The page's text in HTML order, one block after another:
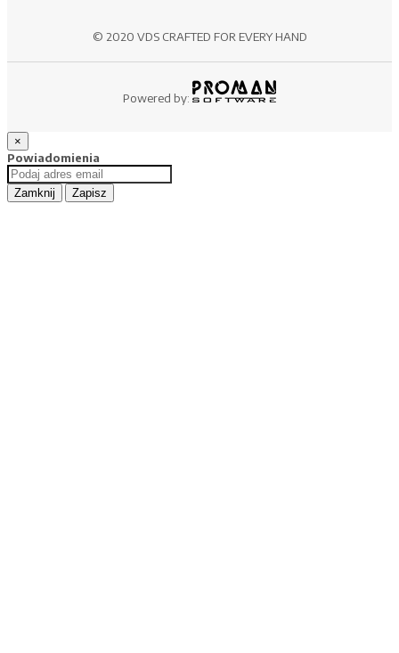
© 2020 VDS CRAFTED FOR EVERY HAND
Powered by:
×
Powiadomienia
Zamknij Zapisz